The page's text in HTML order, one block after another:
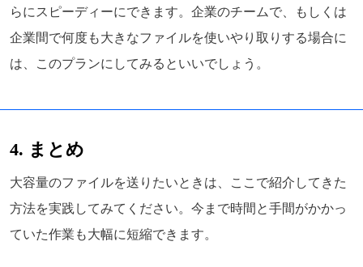
らにスピーディーにできます。企業のチームで、もしくは
企業間で何度も大きなファイルを使いやり取りする場合に
は、このプランにしてみるといいでしょう。
4. まとめ
大容量のファイルを送りたいときは、ここで紹介してきた
方法を実践してみてください。今まで時間と手間がかかっ
ていた作業も大幅に短縮できます。